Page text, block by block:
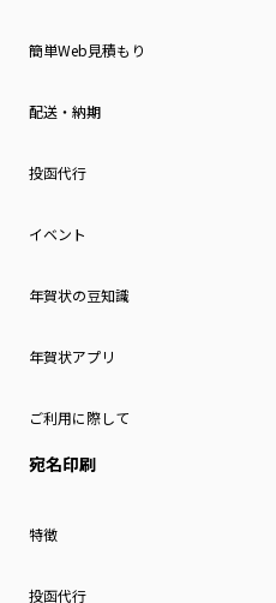
簡単Web見積もり
配送・納期
投函代行
イベント
年賀状の豆知識
年賀状アプリ
ご利用に際して
宛名印刷
特徴
投函代行